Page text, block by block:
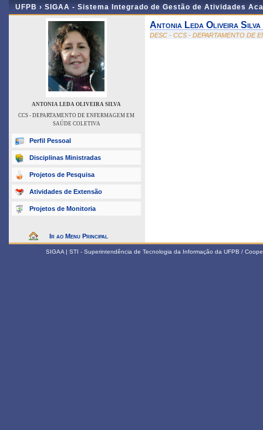
UFPB › SIGAA - Sistema Integrado de Gestão de Atividades
ANTONIA LEDA OLIVEIRA SILVA
CCS - DEPARTAMENTO DE ENFERMAGEM EM
SAÚDE COLETIVA
Perfil Pessoal
Disciplinas Ministradas
Projetos de Pesquisa
Atividades de Extensão
Projetos de Monitoria
Ir ao Menu Principal
Antonia Leda Oliveira Silva
DESC - CCS - DEPARTAMENTO DE
SIGAA | STI - Superintendência de Tecnologia da Informação da UFPB /